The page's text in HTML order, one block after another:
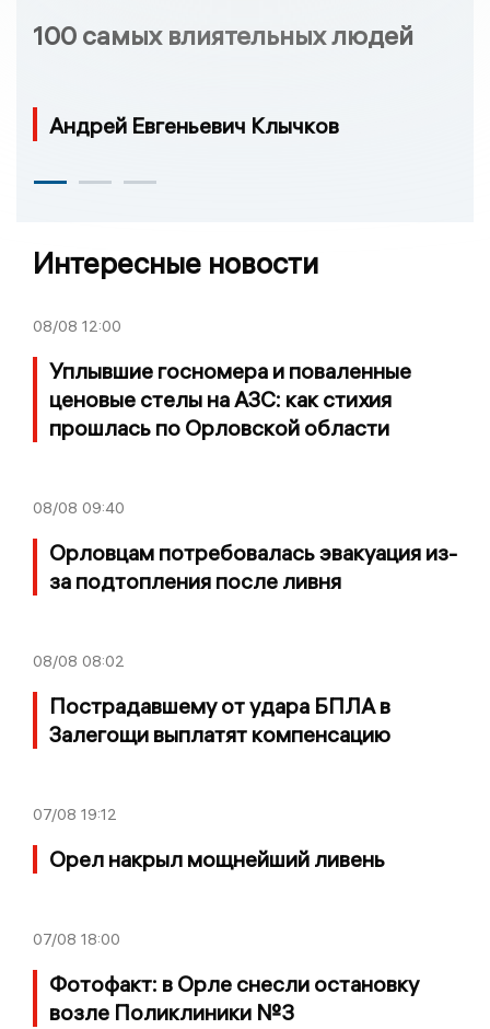
100 самых влиятельных людей
Андрей Евгеньевич Клычков
Интересные новости
08/08 12:00
Уплывшие госномера и поваленные
ценовые стелы на АЗС: как стихия
прошлась по Орловской области
08/08 09:40
Орловцам потребовалась эвакуация из-
за подтопления после ливня
08/08 08:02
Пострадавшему от удара БПЛА в
Залегощи выплатят компенсацию
07/08 19:12
Орел накрыл мощнейший ливень
07/08 18:00
Фотофакт: в Орле снесли остановку
возле Поликлиники №3